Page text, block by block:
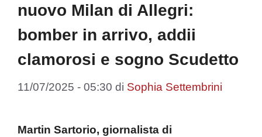
nuovo Milan di Allegri:
bomber in arrivo, addii
clamorosi e sogno Scudetto
11/07/2025 - 05:30 di Sophia Settembrini
Martin Sartorio, giornalista di